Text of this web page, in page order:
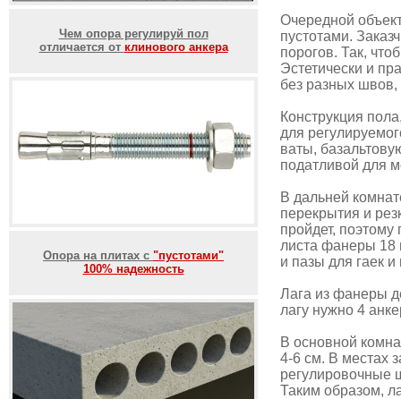
Чем опора регулируй пол
отличается от клинового анкера
Опора на плитах с "пустотами"
100% надежность
Очередной
пустотами.
порогов. Так,
Эстетически и
без разных швов,
Конструкция
для
ваты,
податливой для
В дальней
перекрытия и
пройдет,
листа фанеры 18
и пазы для гаек
Лага из фанеры
лагу нужно 4
В основной
4-6 см. В местах
регулировочные
Таким образом,